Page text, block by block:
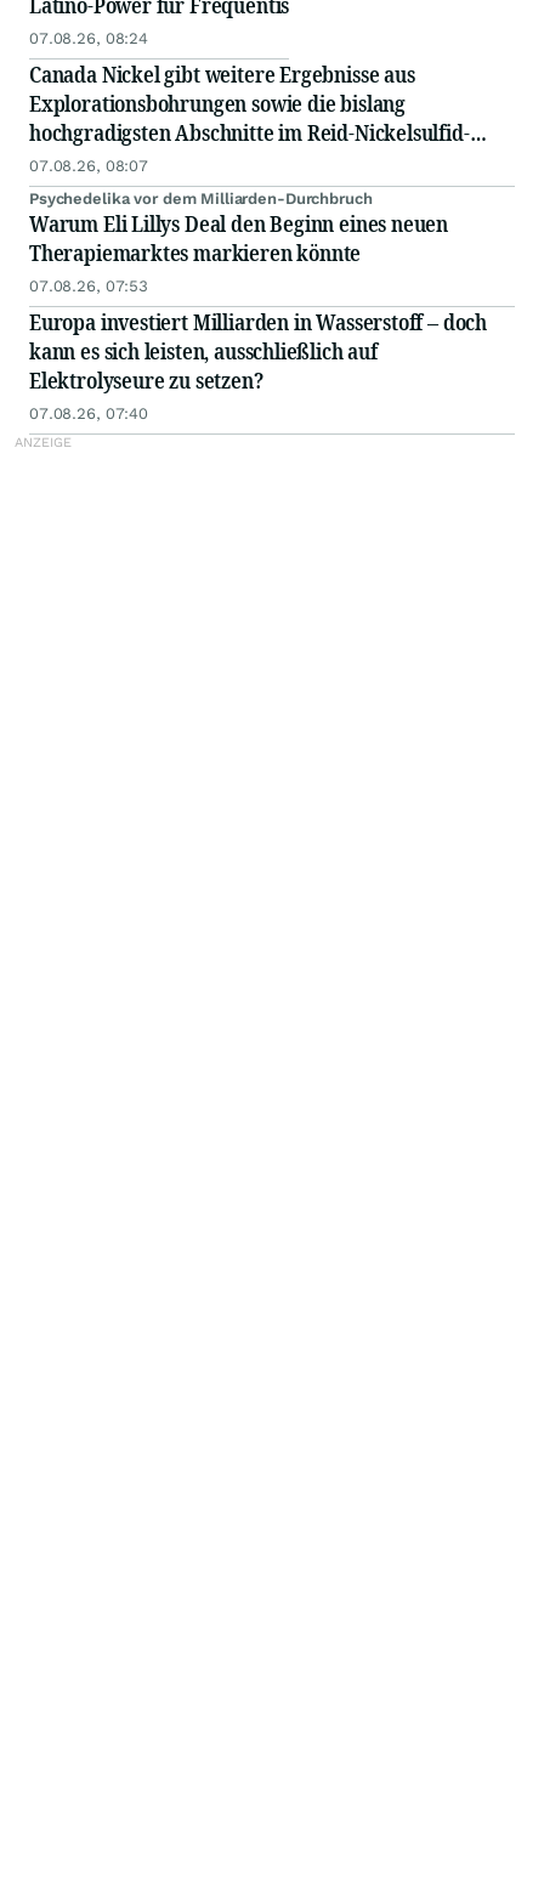
07.08.26, 08:24
Canada Nickel gibt weitere Ergebnisse aus
Explorationsbohrungen sowie die bislang
hochgradigsten Abschnitte im Reid-Nickelsulfid-
Projekt bekannt
07.08.26, 08:07
Psychedelika vor dem Milliarden-Durchbruch
Warum Eli Lillys Deal den Beginn eines neuen
Therapiemarktes markieren könnte
07.08.26, 07:53
Europa investiert Milliarden in Wasserstoff – doch
kann es sich leisten, ausschließlich auf
Elektrolyseure zu setzen?
07.08.26, 07:40